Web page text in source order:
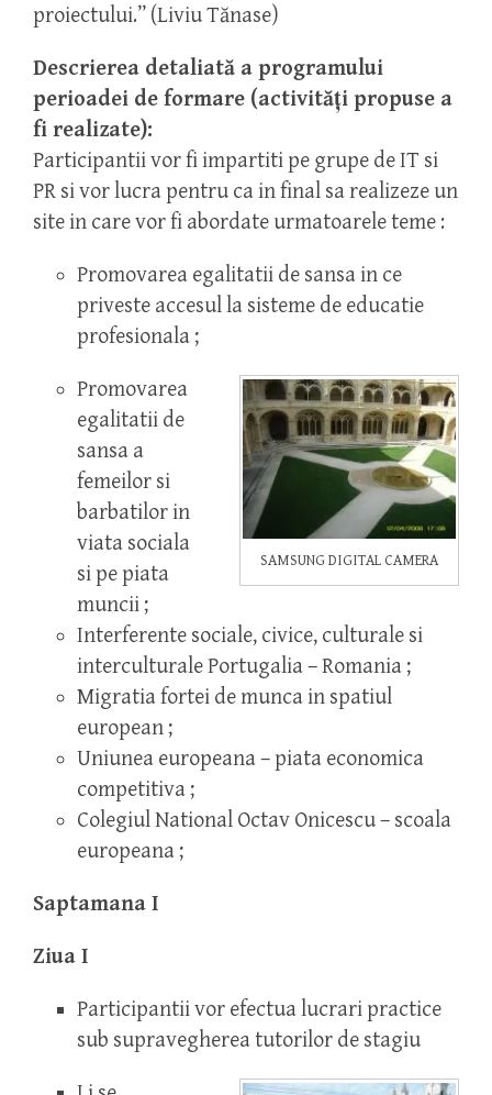
proiectului.” (Liviu Tănase)
Descrierea detaliată a programului
perioadei de formare (activităţi propuse a
fi realizate):
Participantii vor fi impartiti pe grupe de IT si
PR si vor lucra pentru ca in final sa realizeze un
site in care vor fi abordate urmatoarele teme :
Promovarea egalitatii de sansa in ce
priveste accesul la sisteme de educatie
profesionala ;
SAMSUNG DIGITAL CAMERA
Promovarea
egalitatii de
sansa a
femeilor si
barbatilor in
viata sociala
si pe piata
muncii ;
Interferente sociale, civice, culturale si
interculturale Portugalia – Romania ;
Migratia fortei de munca in spatiul
european ;
Uniunea europeana – piata economica
competitiva ;
Colegiul National Octav Onicescu – scoala
europeana ;
Saptamana I
Ziua I
Participantii vor efectua lucrari practice
sub supravegherea tutorilor de stagiu